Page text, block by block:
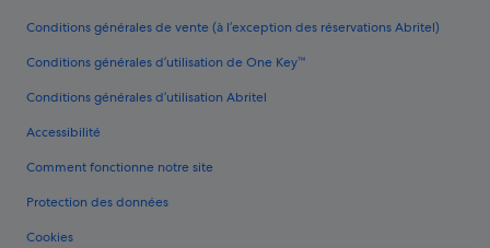
Conditions générales de vente (à l’exception des réservations Abritel)
Conditions générales d’utilisation de One Key™
Conditions générales d’utilisation Abritel
Accessibilité
Comment fonctionne notre site
Protection des données
Cookies